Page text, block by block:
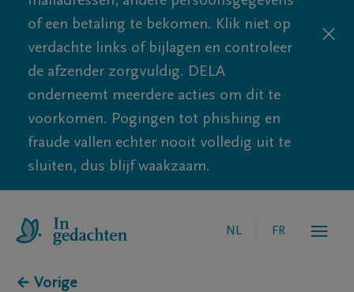
of een betaling te bekomen. Klik niet op
verdachte links of bijlagen en controleer
de afzender zorgvuldig. DELA
onderneemt meerdere acties om dit te
voorkomen. Pogingen tot phishing en
fraude vallen echter nooit volledig uit te
sluiten, dus blijf waakzaam.
NL FR
← Vorige